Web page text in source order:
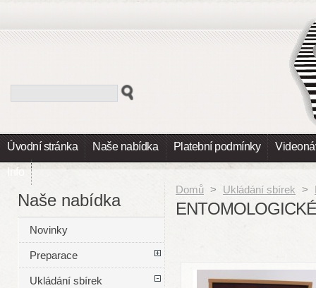
Úvodní stránka Naše nabídka Platební podmínky
Info
Domů > Ukládání sbírek >
Naše nabídka
Novinky
Preparace
Ukládání sbírek